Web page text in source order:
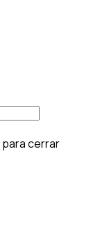
para cerrar